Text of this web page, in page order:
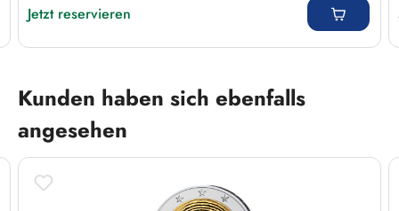
Jetzt reservieren
Produktgalerie überspringen
Kunden haben sich ebenfalls
angesehen